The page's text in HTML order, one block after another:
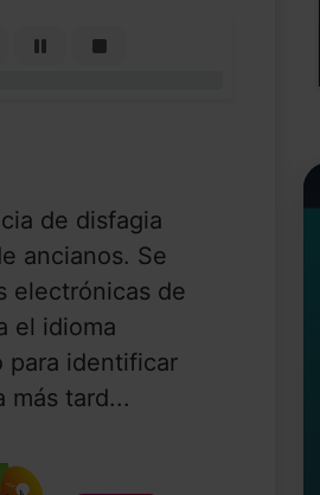
de disfagia
ancianos. Se
electrónicas de
el idioma
para identificar
más tard...